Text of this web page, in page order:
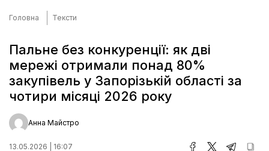
Головна Тексти
Пальне без конкуренції: як дві
мережі отримали понад 80%
закупівель у Запорізькій області за
чотири місяці 2026 року
Анна Майстро
13.05.2026 | 16:07